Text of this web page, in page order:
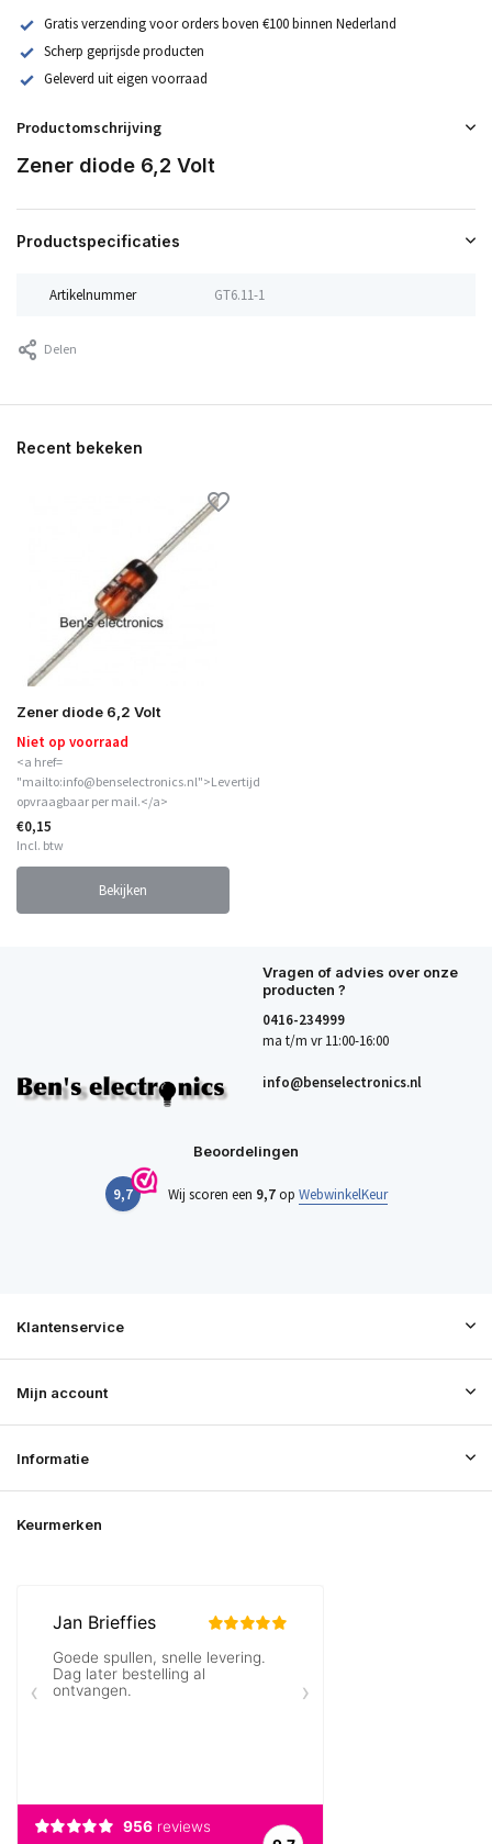
Gratis verzending voor orders boven €100 binnen Nederland
Scherp geprijsde producten
Geleverd uit eigen voorraad
Productomschrijving
Zener diode 6,2 Volt
Productspecificaties
Artikelnummer GT6.11-1
Delen
Recent bekeken
Zener diode 6,2 Volt
Niet op voorraad
<a href=
"mailto:info@benselectronics.nl">Levertijd
opvraagbaar per mail.</a>
€0,15
Incl. btw
Bekijken
Vragen of advies over onze
producten ?
0416-234999
ma t/m vr 11:00-16:00
info@benselectronics.nl
Beoordelingen
9,7 Wij scoren een 9,7op WebwinkelKeur
Klantenservice
Mijn account
Informatie
Keurmerken